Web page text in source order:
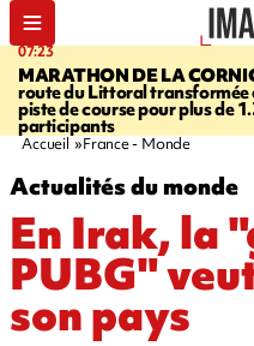
07:23
MARATHON DE LA
route du Littoral transformée
piste de course pour plus de
participants
Accueil France - Monde
Actualités du monde
En Irak, la
PUBG"
son pays